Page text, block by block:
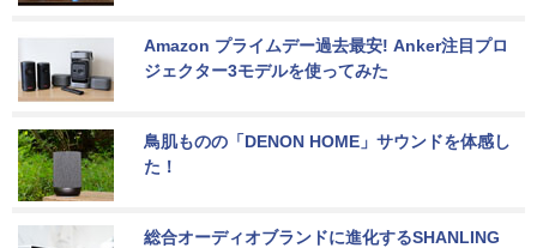
Amazon プライムデー過去最安! Anker注目プロ
ジェクター3モデルを使ってみた
鳥肌ものの「DENON HOME」サウンドを体感し
た！
総合オーディオブランドに進化するSHANLING